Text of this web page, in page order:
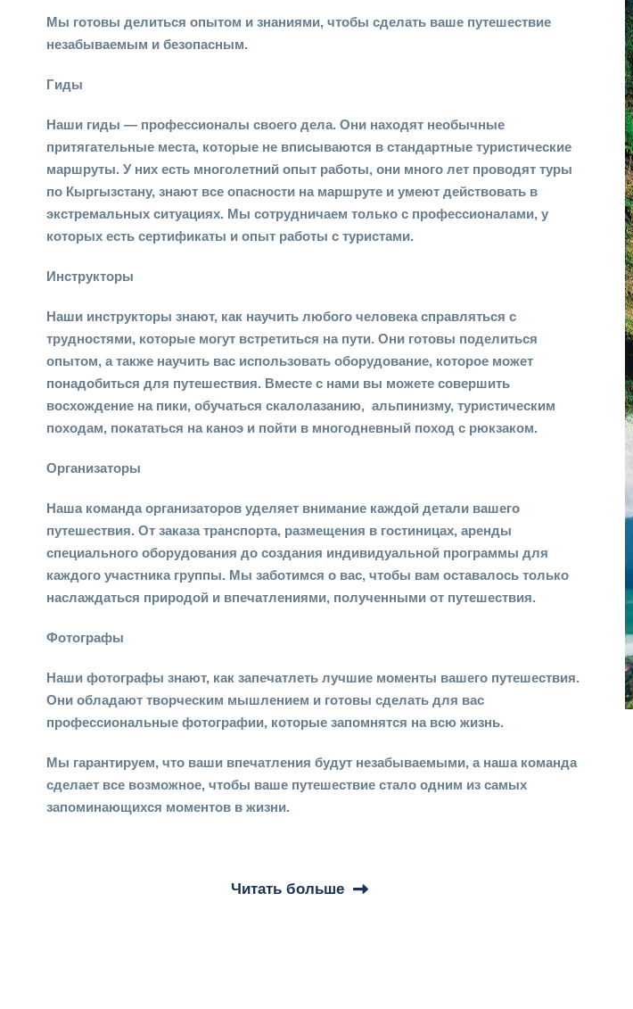
Мы готовы делиться опытом и знаниями, чтобы сделать ваше путешествие
незабываемым и безопасным.
Гиды
Наши гиды — профессионалы своего дела. Они находят необычные
притягательные места, которые не вписываются в стандартные туристические
маршруты. У них есть многолетний опыт работы, они много лет проводят туры
по Кыргызстану, знают все опасности на маршруте и умеют действовать в
экстремальных ситуациях. Мы сотрудничаем только с профессионалами, у
которых есть сертификаты и опыт работы с туристами.
Инструкторы
Наши инструкторы знают, как научить любого человека справляться с
трудностями, которые могут встретиться на пути. Они готовы поделиться
опытом, а также научить вас использовать оборудование, которое может
понадобиться для путешествия. Вместе с нами вы можете совершить
восхождение на пики, обучаться скалолазанию, альпинизму, туристическим
походам, покататься на каноэ и пойти в многодневный поход с рюкзаком.
Организаторы
Наша команда организаторов уделяет внимание каждой детали вашего
путешествия. От заказа транспорта, размещения в гостиницах, аренды
специального оборудования до создания индивидуальной программы для
каждого участника группы. Мы заботимся о вас, чтобы вам оставалось только
наслаждаться природой и впечатлениями, полученными от путешествия.
Фотографы
Наши фотографы знают, как запечатлеть лучшие моменты вашего путешествия.
Они обладают творческим мышлением и готовы сделать для вас
профессиональные фотографии, которые запомнятся на всю жизнь.
Мы гарантируем, что ваши впечатления будут незабываемыми, а наша команда
сделает все возможное, чтобы ваше путешествие стало одним из самых
запоминающихся моментов в жизни.
Читать больше